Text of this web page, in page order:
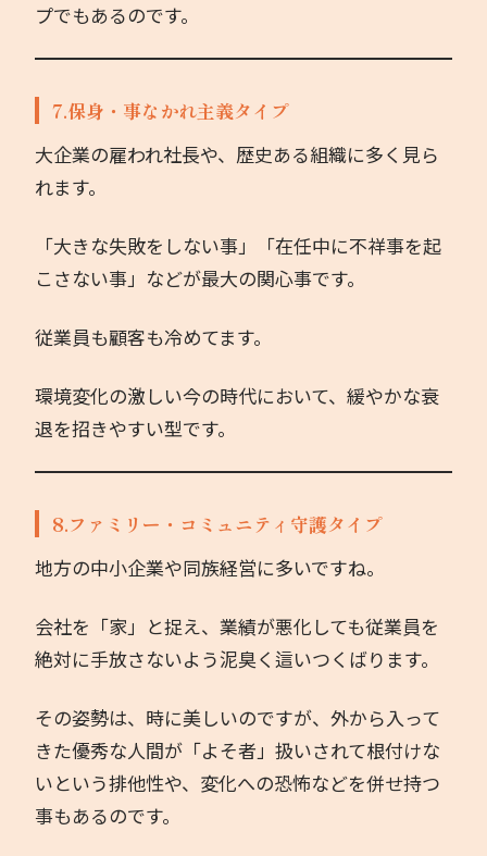
プでもあるのです。
7.保身・事なかれ主義タイプ
大企業の雇われ社長や、歴史ある組織に多く見ら
れます。
「大きな失敗をしない事」「在任中に不祥事を起
こさない事」などが最大の関心事です。
従業員も顧客も冷めてます。
環境変化の激しい今の時代において、緩やかな衰
退を招きやすい型です。
8.ファミリー・コミュニティ守護タイプ
地方の中小企業や同族経営に多いですね。
会社を「家」と捉え、業績が悪化しても従業員を
絶対に手放さないよう泥臭く這いつくばります。
その姿勢は、時に美しいのですが、外から入って
きた優秀な人間が「よそ者」扱いされて根付けな
いという排他性や、変化への恐怖などを併せ持つ
事もあるのです。